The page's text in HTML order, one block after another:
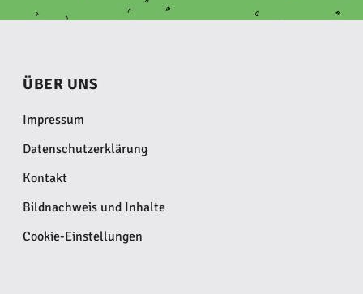
ÜBER UNS
Impressum
Datenschutzerklärung
Kontakt
Bildnachweis und Inhalte
Cookie-Einstellungen